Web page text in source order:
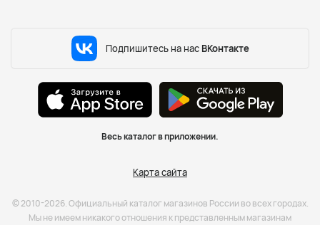
Подпишитесь на нас ВКонтакте
Весь каталог в приложении.
Карта сайта
© 2010-2026. Официальный каталог магазинов России во всех городах.
Мы не имеем никакого отношения к представленным магазинам